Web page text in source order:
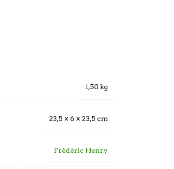
1,50 kg
23,5 × 6 × 23,5 cm
Frédéric Henry